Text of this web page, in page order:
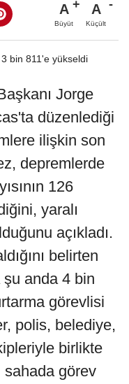
A
Büyüt
A
Küçült
Jorge
düzenlediği
ilişkin son
depremlerde
126
yaralı
açıkladı.
belirten
şu anda 4 bin
görevlisi
polis, belediye,
birlikte
görev